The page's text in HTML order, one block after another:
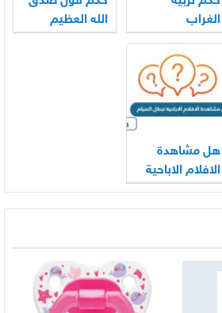
الغراب
الله العظيم
هل مشاهدة
الافلام الاباحية
تبطل الصيام